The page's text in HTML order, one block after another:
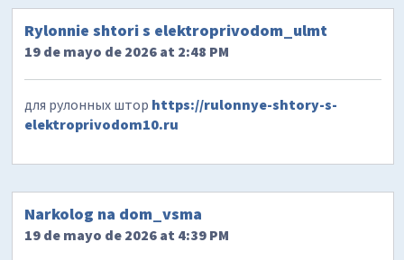
Rylonnie shtori s elektroprivodom_ulmt
19 de mayo de 2026 at 2:48 PM
для рулонных штор https://rulonnye-shtory-s-
elektroprivodom10.ru
Narkolog na dom_vsma
19 de mayo de 2026 at 4:39 PM